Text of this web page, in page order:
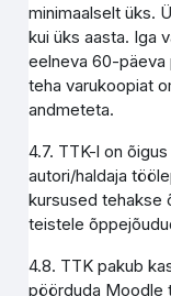
minimaalselt üks.
kui üks aasta. Iga
eelneva 60-päeva
teha varukoopiat
andmeteta.
4.7. TTK-l on
autori/haldaja
kursused tehakse
teistele
4.8. TTK pakub
pöörduda Moodle